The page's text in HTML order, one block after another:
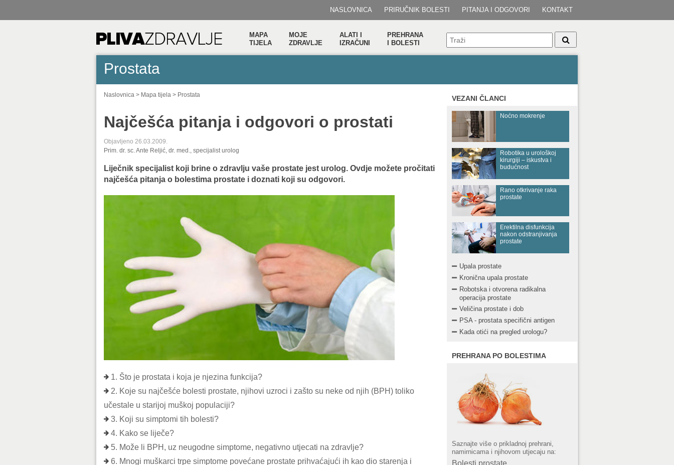
NASLOVNICA PRIRUČNIK BOLESTI PITANJA I ODGOVORI KONTAKT
MAPA
TIJELA
MOJE
ZDRAVLJE
ALATI I
IZRAČUNI
PREHRANA
I BOLESTI
Prostata
Naslovnica > Mapa tijela > Prostata
Najčešća pitanja i odgovori o prostati
Objavljeno 26.03.2009.
Prim. dr. sc. Ante Reljić, dr. med., specijalist urolog
Liječnik specijalist koji brine o zdravlju vaše prostate jest urolog. Ovdje možete pročitati
najčešća pitanja o bolestima prostate i doznati koji su odgovori.
1. Što je prostata i koja je njezina funkcija?
2. Koje su najčešće bolesti prostate, njihovi uzroci i zašto su neke od njih (BPH) toliko
učestale u starijoj muškoj populaciji?
3. Koji su simptomi tih bolesti?
4. Kako se liječe?
5. Može li BPH, uz neugodne simptome, negativno utjecati na zdravlje?
6. Mnogi muškarci trpe simptome povećane prostate prihvaćajući ih kao dio starenja i
VEZANI ČLANCI
Noćno mokrenje
Robotika u urološkoj
kirurgiji – iskustva i
budućnost
Rano otkrivanje raka
prostate
Erektilna disfunkcija
nakon odstranjivanja
prostate
Upala prostate
Kronična upala prostate
Robotska i otvorena radikalna
operacija prostate
Veličina prostate i dob
PSA - prostata specifični antigen
Kada otići na pregled urologu?
PREHRANA PO BOLESTIMA
Saznajte više o prikladnoj prehrani,
namirnicama i njihovom utjecaju na:
Bolesti prostate